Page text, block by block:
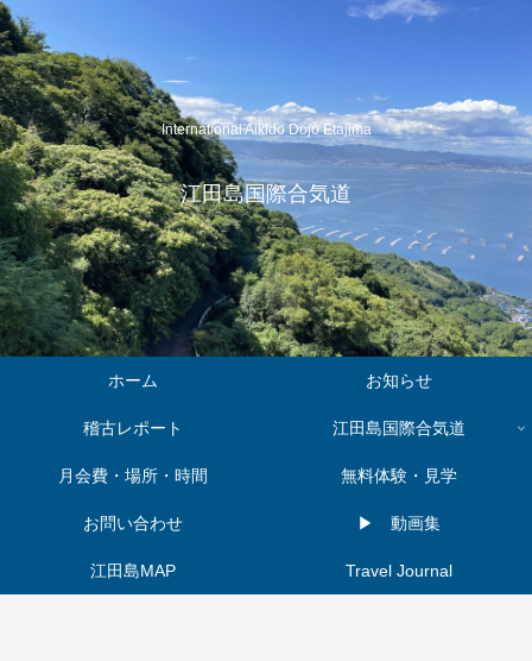
International Aikido Dojo Etajima
江田島国際合気道
ホーム お知らせ
稽古レポート 江田島国際合気道
月会費・場所・時間 無料体験・見学
お問い合わせ ▶︎ 動画集
江田島MAP Travel Journal